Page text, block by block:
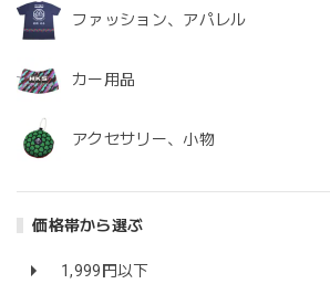
ファッション、アパレル
カー用品
アクセサリー、小物
価格帯から選ぶ
1,999円以下